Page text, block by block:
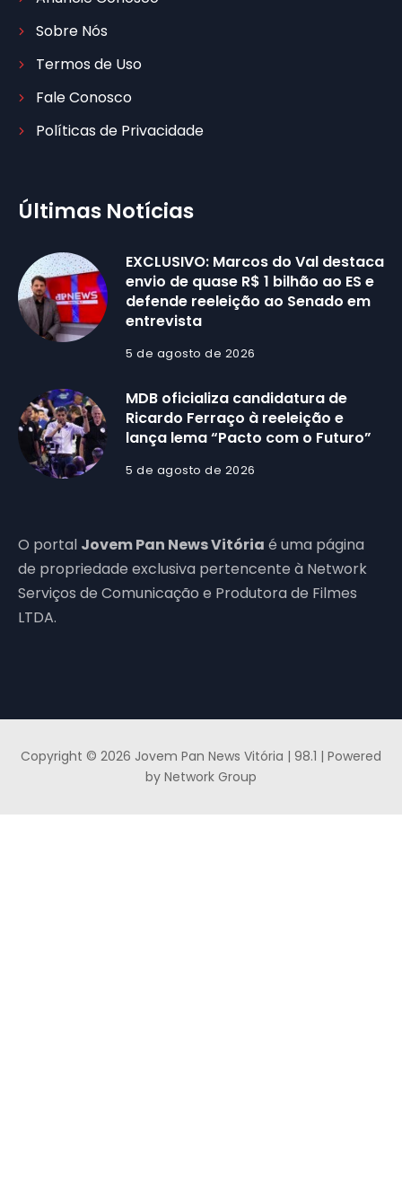
Sobre Nós
Termos de Uso
Fale Conosco
Políticas de Privacidade
Últimas Notícias
EXCLUSIVO: Marcos do Val destaca
envio de quase R$ 1 bilhão ao ES e
defende reeleição ao Senado em
entrevista
5 de agosto de 2026
MDB oficializa candidatura de
Ricardo Ferraço à reeleição e
lança lema “Pacto com o Futuro”
5 de agosto de 2026
O portal Jovem Pan News Vitória é uma página
de propriedade exclusiva pertencente à Network
Serviços de Comunicação e Produtora de Filmes
LTDA.
Copyright © 2026 Jovem Pan News Vitória | 98.1 | Powered
by Network Group